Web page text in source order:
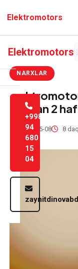
mazmunga
Elektromotors
Elektromotors
sahifa
haqimizda
Xizmatlar
Blog
Aloqa
+998
94
680
15
04
NARXLAR
kundan 2
2026-05-08 8 daq